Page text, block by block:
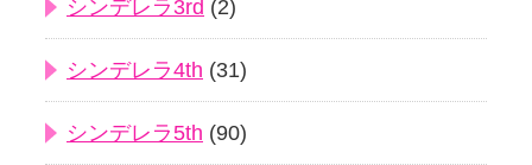
シンデレラ3rd (2)
シンデレラ4th (31)
シンデレラ5th (90)